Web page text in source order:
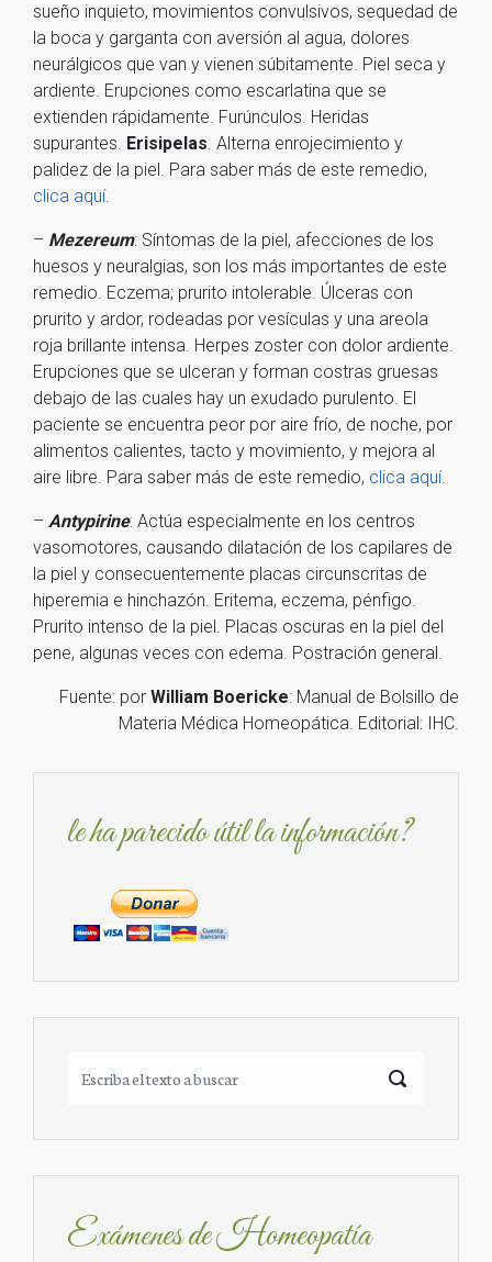
sueño inquieto, movimientos convulsivos, sequedad de
la boca y garganta con aversión al agua, dolores
neurálgicos que van y vienen súbitamente. Piel seca y
ardiente. Erupciones como escarlatina que se
extienden rápidamente. Furúnculos. Heridas
supurantes. Erisipelas. Alterna enrojecimiento y
palidez de la piel. Para saber más de este remedio,
clica aquí.
– Mezereum: Síntomas de la piel, afecciones de los
huesos y neuralgias, son los más importantes de este
remedio. Eczema; prurito intolerable. Úlceras con
prurito y ardor, rodeadas por vesículas y una areola
roja brillante intensa. Herpes zoster con dolor ardiente.
Erupciones que se ulceran y forman costras gruesas
debajo de las cuales hay un exudado purulento. El
paciente se encuentra peor por aire frío, de noche, por
alimentos calientes, tacto y movimiento, y mejora al
aire libre. Para saber más de este remedio, clica aquí.
– Antypirine: Actúa especialmente en los centros
vasomotores, causando dilatación de los capilares de
la piel y consecuentemente placas circunscritas de
hiperemia e hinchazón. Eritema, eczema, pénfigo.
Prurito intenso de la piel. Placas oscuras en la piel del
pene, algunas veces con edema. Postración general.
Fuente: por William Boericke: Manual de Bolsillo de
Materia Médica Homeopática. Editorial: IHC.
le ha parecido útil la información?
Exámenes de Homeopatía